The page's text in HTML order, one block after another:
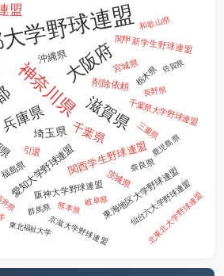
学野球連盟
大阪府
神奈川県滋賀県
兵庫県
盟
千葉県
埼玉県
関西学生野球連盟
愛知大学野球連盟
沖縄県
削除依頼
引退
茨城県
福島県 東海地区大学野球連盟
宮城県
関甲新学生野球連盟
阪神大学野球連盟
千葉県大学野球連盟
奈良県
栃木県
仙台六大学野球連盟
三重県
岐阜県
和歌山県
長野県
県 北東北大学野球連盟
熊本県
群馬県
鹿児島県
京滋大学野球連盟
東北福祉大学
佐賀県